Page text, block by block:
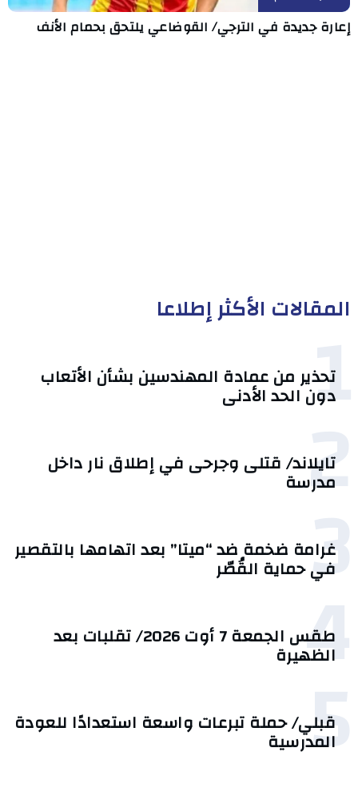
إعارة جديدة في الترجي/ القوضاعي يلتحق بحمام الأنف
المقالات الأكثر إطلاعا
1
تحذير من عمادة المهندسين بشأن الأتعاب
دون الحد الأدنى
2
تايلاند/ قتلى وجرحى في إطلاق نار داخل
مدرسة
3
غرامة ضخمة ضد “ميتا” بعد اتهامها بالتقصير
في حماية القُصّر
4 طقس الجمعة 7 أوت 2026/ تقلبات بعد
الظهيرة
5
قبلي/ حملة تبرعات واسعة استعدادًا للعودة
المدرسية